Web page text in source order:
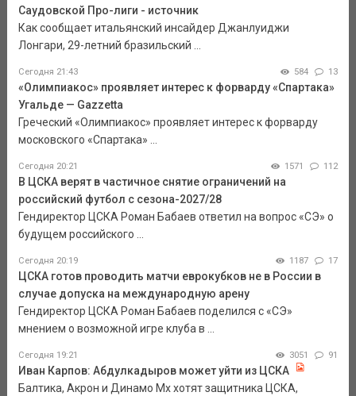
Саудовской Про-лиги - источник
Как сообщает итальянский инсайдер Джанлуиджи
Лонгари, 29-летний бразильский ...
Сегодня 21:43 584 13
«Олимпиакос» проявляет интерес к форварду «Спартака»
Угальде — Gazzetta
Греческий «Олимпиакос» проявляет интерес к форварду
московского «Спартака» ...
Сегодня 20:21 1571 112
В ЦСКА верят в частичное снятие ограничений на
российский футбол с сезона-2027/28
Гендиректор ЦСКА Роман Бабаев ответил на вопрос «СЭ» о
будущем российского ...
Сегодня 20:19 1187 17
ЦСКА готов проводить матчи еврокубков не в России в
случае допуска на международную арену
Гендиректор ЦСКА Роман Бабаев поделился с «СЭ»
мнением о возможной игре клуба в ...
Сегодня 19:21 3051 91
Иван Карпов: Абдулкадыров может уйти из ЦСКА
Балтика, Акрон и Динамо Мх хотят защитника ЦСКА,